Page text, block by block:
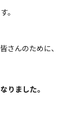
。
さんのために、
りました。